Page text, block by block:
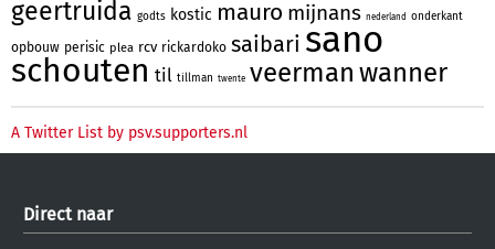
geertruida godts kostic mauro mijnans nederland onderkant
opbouw perisic plea rcv rickardoko saibari sano
schouten til tillman twente veerman wanner
A Twitter List by psv.supporters.nl
Direct naar